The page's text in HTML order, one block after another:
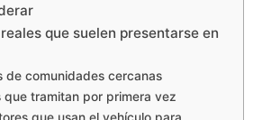
que suelen presentarse en
de comunidades cercanas
que tramitan por primera vez